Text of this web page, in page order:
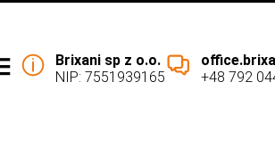
Brixani sp z o.o.
NIP: 7551939165
+48 792